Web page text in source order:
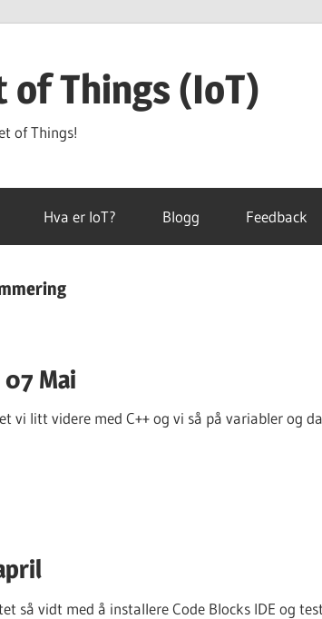
Things (IoT)
of Things!
Hva er IoT? Blogg Feedback
Mai
vi litt videre med C++ og vi så på variabler og
så vidt med å installere Code Blocks IDE og